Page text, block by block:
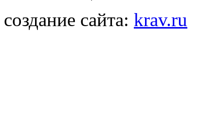
создание сайта: krav.ru